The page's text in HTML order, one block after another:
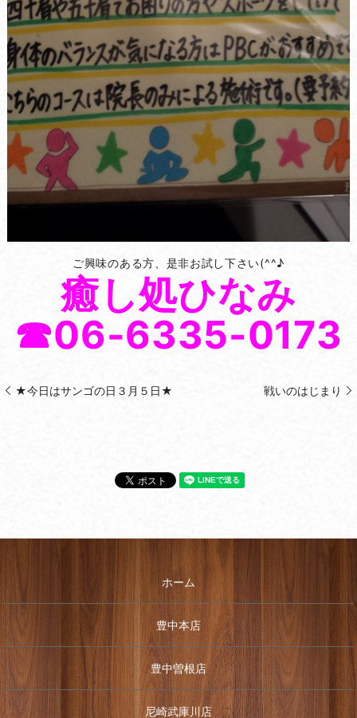
ご興味のある方、是非お試し下さい(^^♪
癒し処ひなみ
☎06-6335-0173
★今日はサンゴの日３月５日★ 戦いのはじまり
ホーム
豊中本店
豊中曽根店
尼崎武庫川店